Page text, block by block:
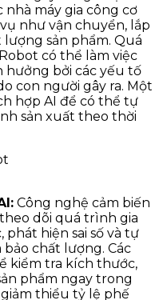
máy gia công cơ
như vận chuyển, lắp
lượng sản phẩm. Quá
có thể làm việc
hưởng bởi các yếu tố
con người gây ra. Một
hợp AI để có thể tự
sản xuất theo thời
Công nghệ cảm biến
dõi quá trình gia
hiện sai số và tự
chất lượng. Các
kiểm tra kích thước,
phẩm ngay trong
thiểu tỷ lệ phế